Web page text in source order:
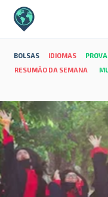
BOLSAS IDIOMAS
RESUMÃO DA SEMANA